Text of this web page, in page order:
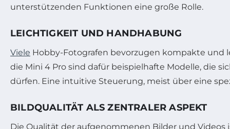
unterstützenden Funktionen eine große Rolle.
LEICHTIGKEIT UND HANDHABUNG
Viele Hobby-Fotografen bevorzugen kompakte und
die Mini 4 Pro sind dafür beispielhafte Modelle, die
dürfen. Eine intuitive Steuerung, meist über eine
BILDQUALITÄT ALS ZENTRALER ASPEKT
Die Qualität der aufgenommenen Bilder und